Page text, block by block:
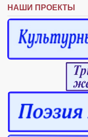
НАШИ ПРОЕКТЫ